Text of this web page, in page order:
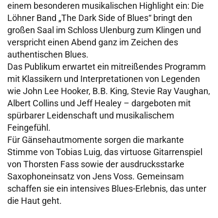
einem besonderen musikalischen Highlight ein: Die
Löhner Band „The Dark Side of Blues“ bringt den
großen Saal im Schloss Ulenburg zum Klingen und
verspricht einen Abend ganz im Zeichen des
authentischen Blues.
Das Publikum erwartet ein mitreißendes Programm
mit Klassikern und Interpretationen von Legenden
wie John Lee Hooker, B.B. King, Stevie Ray Vaughan,
Albert Collins und Jeff Healey – dargeboten mit
spürbarer Leidenschaft und musikalischem
Feingefühl.
Für Gänsehautmomente sorgen die markante
Stimme von Tobias Luig, das virtuose Gitarrenspiel
von Thorsten Fass sowie der ausdrucksstarke
Saxophoneinsatz von Jens Voss. Gemeinsam
schaffen sie ein intensives Blues-Erlebnis, das unter
die Haut geht.